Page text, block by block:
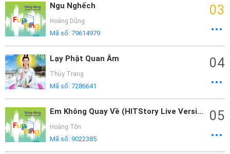
Ngu Nghếch
Hoàng Dũng
Mã số: 79614979
03
Lạy Phật Quan Âm
Thùy Trang
Mã số: 7286641
04
Em Không Quay Về (HITStory Live Version)
Hoàng Tôn
Mã số: 9022385
05